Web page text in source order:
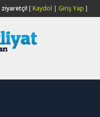
ziyaretçi![ Kaydol | Giriş Yap ]